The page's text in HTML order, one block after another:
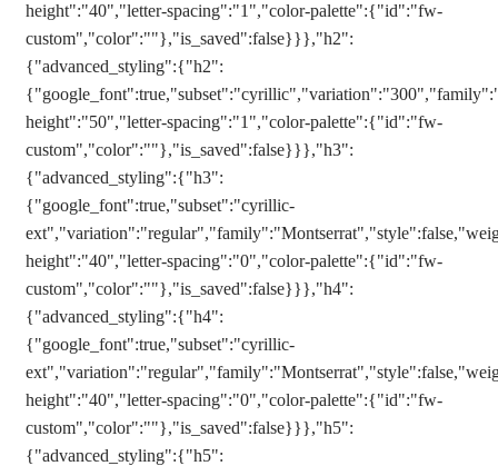
height":"40","letter-spacing":"1","color-palette":{"id":"fw-
custom","color":""},"is_saved":false}}},"h2":
{"advanced_styling":{"h2":
height":"50","letter-spacing":"1","color-palette":{"id":"fw-
custom","color":""},"is_saved":false}}},"h3":
{"advanced_styling":{"h3":
{"google_font":true,"subset":"cyrillic-
height":"40","letter-spacing":"0","color-palette":{"id":"fw-
custom","color":""},"is_saved":false}}},"h4":
{"advanced_styling":{"h4":
{"google_font":true,"subset":"cyrillic-
height":"40","letter-spacing":"0","color-palette":{"id":"fw-
custom","color":""},"is_saved":false}}},"h5":
{"advanced_styling":{"h5":